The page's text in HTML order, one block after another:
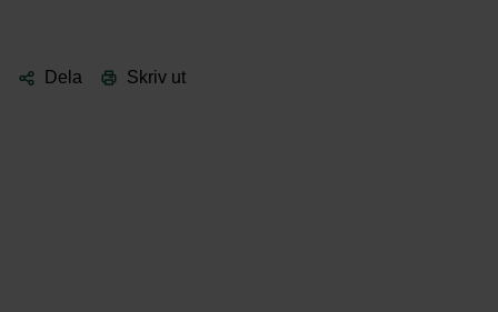
Dela Skriv ut